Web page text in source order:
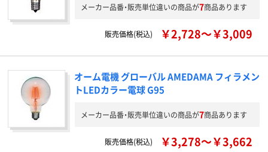
メーカー品番・販売単位違いの商品が7商品あります
販売価格(税込) ￥2,728～￥3,009
オーム電機 グローバル AMEDAMA フィラメン
トLEDカラー電球 G95
メーカー品番・販売単位違いの商品が7商品あります
販売価格(税込) ￥3,278～￥3,662